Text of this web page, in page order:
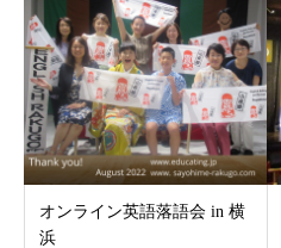
オンライン英語落語会 in 横
浜